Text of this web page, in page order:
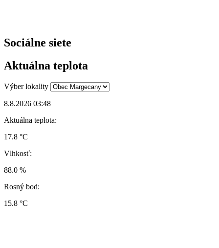
Sociálne siete
Aktuálna teplota
Výber lokality
8.8.2026 03:48
Aktuálna teplota:
17.8 °C
Vlhkosť:
88.0 %
Rosný bod:
15.8 °C